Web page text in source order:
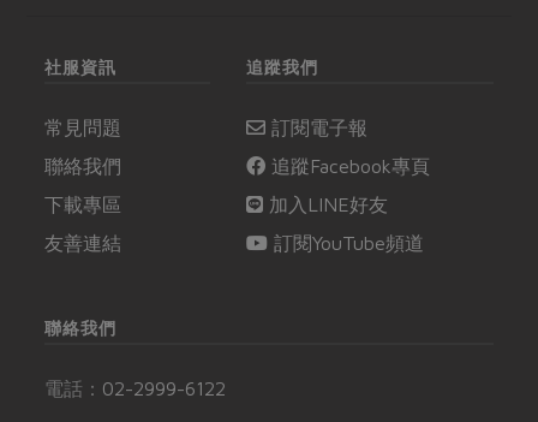
化。
社服資訊
常見問題
聯絡我們
下載專區
友善連結
追蹤我們
訂閱電子報
追蹤Facebook專頁
加入LINE好友
訂閱YouTube頻道
聯絡我們
電話： 02-2999-6122